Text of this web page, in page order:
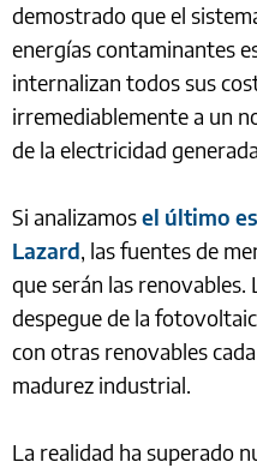
demostrado que el
energías contaminantes
internalizan todos sus
irremediablemente a un
de la electricidad
Si analizamosel último
Lazard, las fuentes de
que serán las renovables.
despegue de la
con otras renovables
madurez industrial.
La realidad ha superado